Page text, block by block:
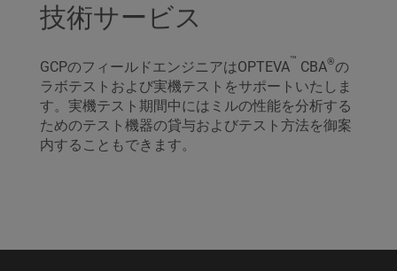
技術サービス
GCPのフィールドエンジニアはOPTEVA™ CBA®の
ラボテストおよび実機テストをサポートいたしま
す。実機テスト期間中にはミルの性能を分析する
ためのテスト機器の貸与およびテスト方法を御案
内することもできます。